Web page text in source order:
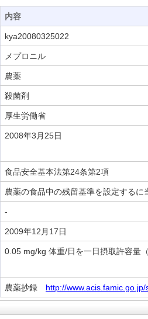
内容
kya20080325022
メプロニル
農薬
殺菌剤
厚生労働省
2008年3月25日
食品安全基本法第24条第2項
農薬の食品中の残留基準を設定するに
-
2009年12月17日
0.05 mg/kg 体重/日を一日摂取許容量
農薬抄録 http://